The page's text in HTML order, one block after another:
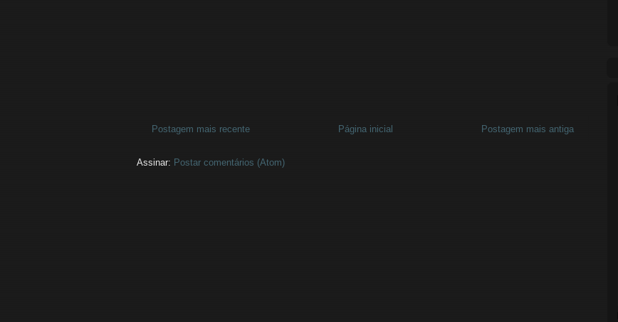
Postagem mais recente Postagem mais antiga
Página inicial
Assinar: Postar comentários (Atom)